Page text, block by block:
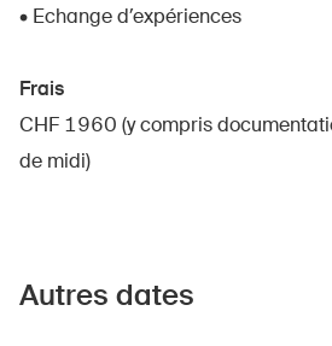
S'abonner à la newsletter
• Echange d’expériences
Frais
CHF 1960 (y compris
de midi)
Autres dates